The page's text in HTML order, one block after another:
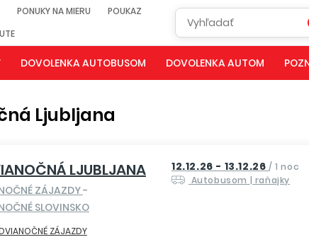
PONUKY NA MIERU
POUKAZ
DOVOLENKA AUTOBUSOM DOVOLENKA AUTOM
Ljubljana
LJUBLJANA
ZÁJAZDY-
SLOVINSKO
ZÁJAZDY
12.12.26 - 13.12.26 / 1 noc
Autobusom | raňajky